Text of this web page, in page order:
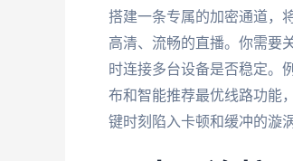
搭建一条专属的加密通道，
高清、流畅的直播。你需要
时连接多台设备是否稳定。
布和智能推荐最优线路功能
键时刻陷入卡顿和缓冲的漩涡